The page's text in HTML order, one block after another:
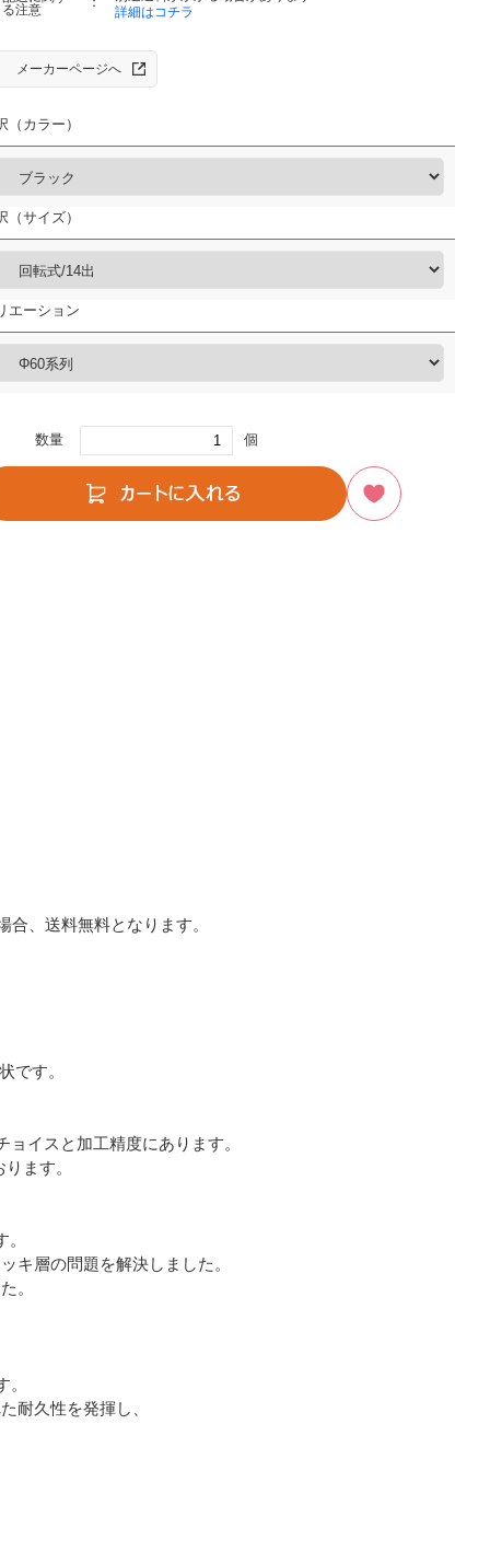
る注意
詳細はコチラ
メーカーページへ
（カラー）
（サイズ）
エーション
数量 個
、送料無料となります。
です。
イスと加工精度にあります。
ます。
キ層の問題を解決しました。
。
耐久性を発揮し、